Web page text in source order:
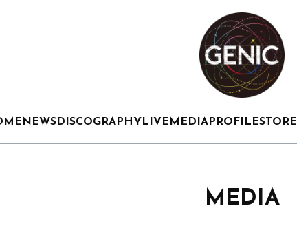
NEWSDISCOGRAPHY LIVE MEDIAPROFILESTORE
MEDIA